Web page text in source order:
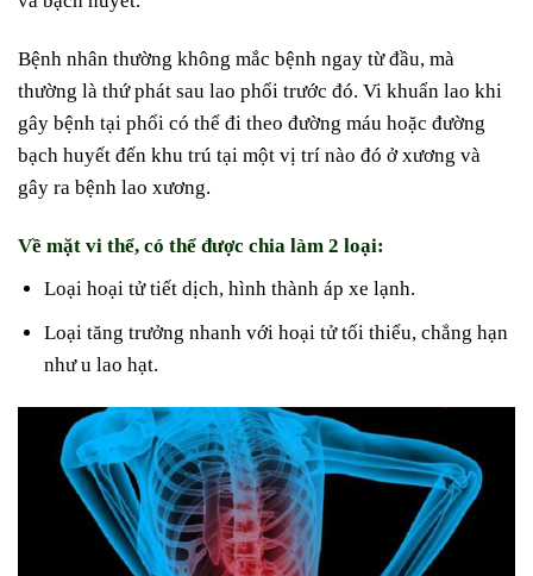
Bệnh nhân thường không mắc bệnh ngay từ đầu, mà
thường là thứ phát sau lao phổi trước đó. Vi khuẩn lao khi
gây bệnh tại phổi có thể đi theo đường máu hoặc đường
bạch huyết đến khu trú tại một vị trí nào đó ở xương và
gây ra bệnh lao xương.
Về mặt vi thể, có thể được chia làm 2 loại:
Loại hoại tử tiết dịch, hình thành áp xe lạnh.
Loại tăng trưởng nhanh với hoại tử tối thiểu, chẳng hạn
như u lao hạt.